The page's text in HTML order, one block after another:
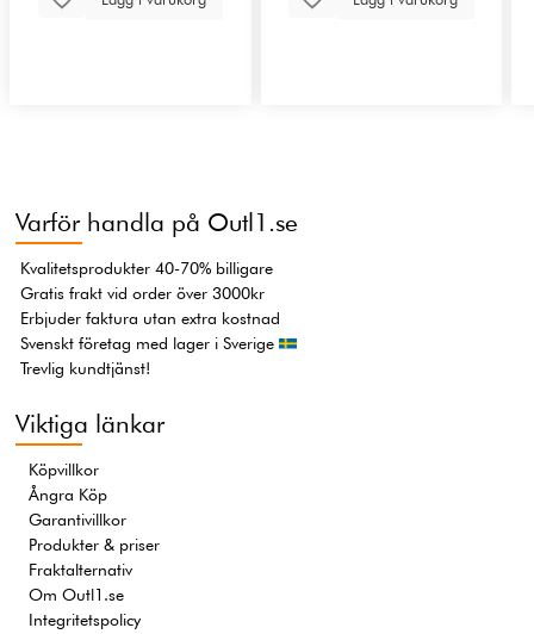
Varför handla på Outl1.se
Kvalitetsprodukter 40-70% billigare
Gratis frakt vid order över 3000kr
Erbjuder faktura utan extra kostnad
Svenskt företag med lager i Sverige
Trevlig kundtjänst!
Viktiga länkar
Köpvillkor
Ångra Köp
Garantivillkor
Produkter & priser
Fraktalternativ
Om Outl1.se
Integritetspolicy